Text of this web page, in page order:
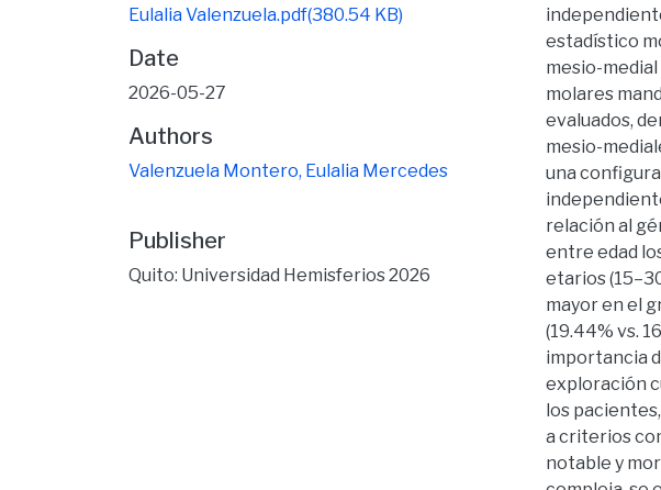
Eulalia Valenzuela.pdf(380.54 KB)
Date
2026-05-27
Authors
Valenzuela Montero, Eulalia Mercedes
Publisher
Quito: Universidad Hemisferios 2026
estadístico
mesio-
molares
evaluados,
mesio-
una
relación al
entre edad
etarios
mayor en el
(19.44% vs.
importancia
exploración
los
a criterios
notable y